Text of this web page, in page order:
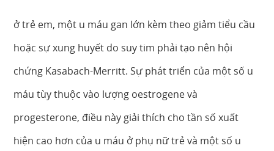
ở trẻ em, một u máu gan lớn kèm theo giảm tiểu cầu
hoặc sự xung huyết do suy tim phải tạo nên hội
chứng Kasabach-Merritt. Sự phát triển của một số u
máu tùy thuộc vào lượng oestrogene và
progesterone, điều này giải thích cho tần số xuất
hiện cao hơn của u máu ở phụ nữ trẻ và một số u